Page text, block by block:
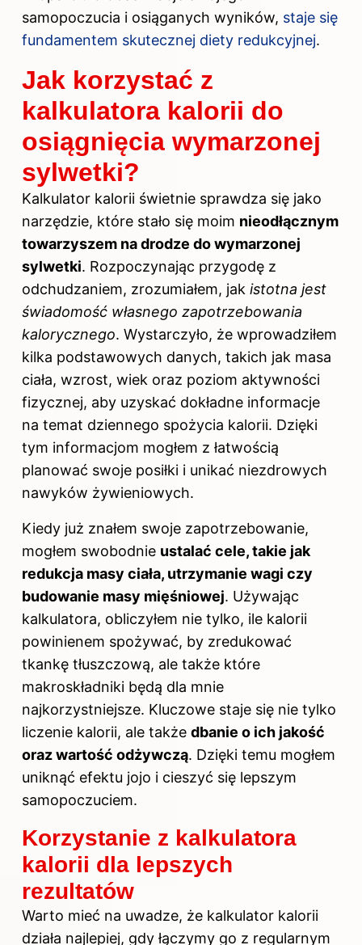
samopoczucia i osiąganych wyników, staje się
fundamentem skutecznej diety redukcyjnej.
Jak korzystać z
kalkulatora kalorii do
osiągnięcia wymarzonej
sylwetki?
Kalkulator kalorii świetnie sprawdza się jako
narzędzie, które stało się moim nieodłącznym
towarzyszem na drodze do wymarzonej
sylwetki. Rozpoczynając przygodę z
odchudzaniem, zrozumiałem, jak istotna jest
świadomość własnego zapotrzebowania
kalorycznego. Wystarczyło, że wprowadziłem
kilka podstawowych danych, takich jak masa
ciała, wzrost, wiek oraz poziom aktywności
fizycznej, aby uzyskać dokładne informacje
na temat dziennego spożycia kalorii. Dzięki
tym informacjom mogłem z łatwością
planować swoje posiłki i unikać niezdrowych
nawyków żywieniowych.
Kiedy już znałem swoje zapotrzebowanie,
mogłem swobodnie ustalać cele, takie jak
redukcja masy ciała, utrzymanie wagi czy
budowanie masy mięśniowej. Używając
kalkulatora, obliczyłem nie tylko, ile kalorii
powinienem spożywać, by zredukować
tkankę tłuszczową, ale także które
makroskładniki będą dla mnie
najkorzystniejsze. Kluczowe staje się nie tylko
liczenie kalorii, ale także dbanie o ich jakość
oraz wartość odżywczą. Dzięki temu mogłem
uniknąć efektu jojo i cieszyć się lepszym
samopoczuciem.
Korzystanie z kalkulatora
kalorii dla lepszych
rezultatów
Warto mieć na uwadze, że kalkulator kalorii
działa najlepiej, gdy łączymy go z regularnym